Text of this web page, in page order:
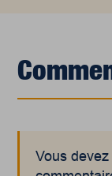
Vous